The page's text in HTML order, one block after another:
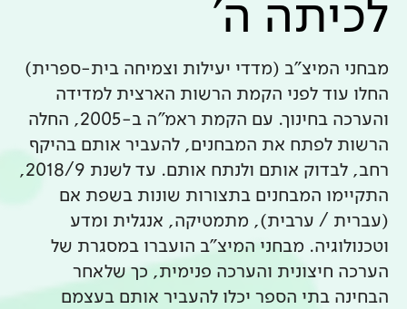
לכיתה ה'
מבחני המיצ"ב (מדדי יעילות וצמיחה בית-ספרית)
החלו עוד לפני הקמת הרשות הארצית למדידה
והערכה בחינוך. עם הקמת ראמ"ה ב-2005, החלה
הרשות לפתח את המבחנים, להעביר אותם בהיקף
רחב, לבדוק אותם ולנתח אותם. עד לשנת 2018/9,
התקיימו המבחנים בתצורות שונות בשפת אם
(עברית / ערבית), מתמטיקה, אנגלית ומדע
וטכנולוגיה. מבחני המיצ"ב הועברו במסגרת של
הערכה חיצונית והערכה פנימית, כך שלאחר
הבחינה בתי הספר יכלו להעביר אותם בעצמם